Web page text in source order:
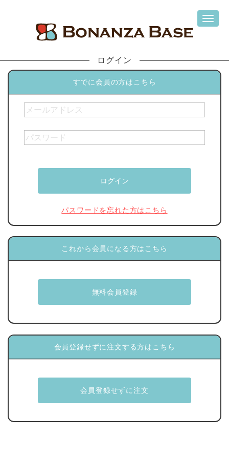
ログイン
すでに会員の方はこちら
パスワードを忘れた方はこちら
これから会員になる方はこちら
会員登録せずに注文する方はこちら